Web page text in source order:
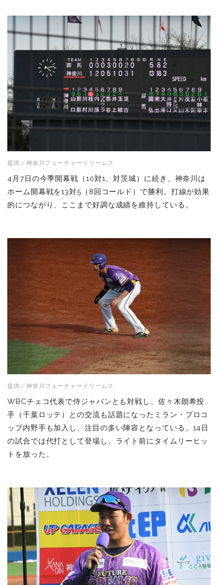
提供／神奈川フューチャードリームス
4月7日の今季開幕戦（10対1、対茨城）に続き、神奈川は
ホーム開幕戦を13対5（8回コールド）で勝利。打線が効果
的につながり、ここまで好調な成績を維持している。
提供／神奈川フューチャードリームス
WBCチェコ代表で侍ジャパンとも対戦し、佐々木朗希投
手（千葉ロッテ）との交流も話題になったミラン・プロコ
ップ内野手も加入し、注目の多い陣容となっている。14日
の試合では代打として登場し、ライト前にタイムリーヒッ
トを放った。